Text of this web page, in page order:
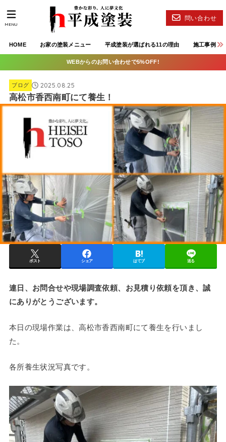
HOME お家の塗装メニュー 平成塗装が選ばれる11の理由 施工事例
問い合わせ
MENU
WEBからのお問い合わせで5%OFF!
ブログ 2025.08.25
高松市香西南町にて養生！
ポスト シェア はてブ 送る
連日、お問合せや現場調査依頼、お見積り依頼を頂き、誠
にありがとうございます。
本日の現場作業は、高松市香西南町にて養生を行いまし
た。
各所養生状況写真です。